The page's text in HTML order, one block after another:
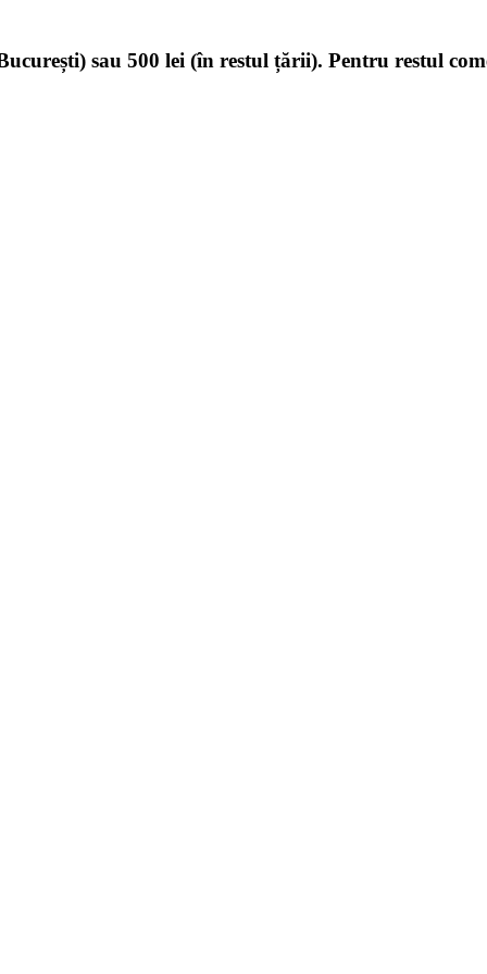
sau 500 lei (în restul țării). Pentru restul